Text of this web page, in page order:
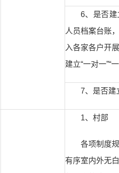
6、是否
人员档案台账
入各家各户开
建立“一对一”“
7、是否建
1、村部
各项制度
有序室内外无